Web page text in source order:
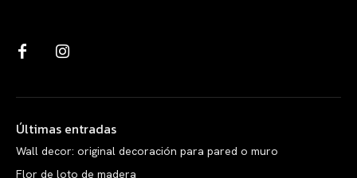
Últimas entradas
Wall decor: original decoración para pared o muro
Flor de loto de madera